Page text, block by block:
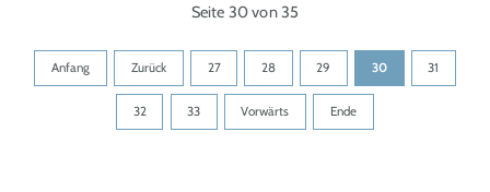
Seite 30 von 35
Anfang Zurück 27 28 29 30 31
32 33 Vorwärts Ende